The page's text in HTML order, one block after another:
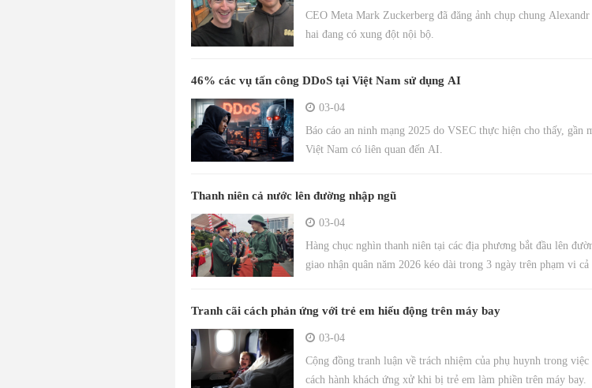
CEO Meta Mark Zuckerberg đã đăng ảnh chụp chung
hai đang có xung đột nội bộ.
46% các vụ tấn công DDoS tại Việt Nam sử dụng AI
03-04
Báo cáo an ninh mạng 2025 do VSEC thực hiện cho thấy, gần
Việt Nam có liên quan đến AI.
Thanh niên cả nước lên đường nhập ngũ
03-04
Hàng chục nghìn thanh niên tại các địa phương bắt đầu lên
giao nhận quân năm 2026 kéo dài trong 3 ngày trên phạm vi cả
Tranh cãi cách phản ứng với trẻ em hiếu động trên máy bay
03-04
Cộng đồng tranh luận về trách nhiệm của phụ huynh trong
cách hành khách ứng xử khi bị trẻ em làm phiền trên máy bay.